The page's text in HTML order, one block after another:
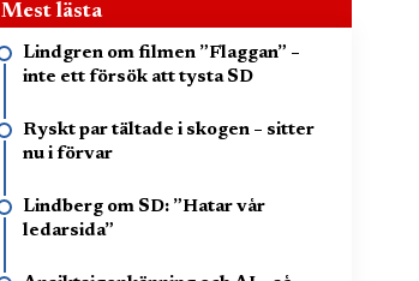
Mest lästa
Lindgren om filmen ”Flaggan” –
inte ett försök att tysta SD
Ryskt par tältade i skogen – sitter
nu i förvar
Lindberg om SD: ”Hatar vår
ledarsida”